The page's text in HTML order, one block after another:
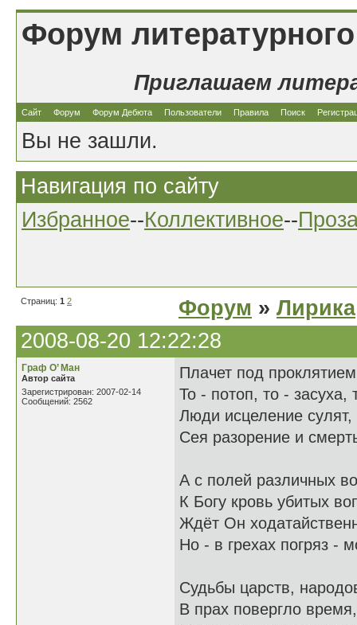
Форум
Приглашаем
Сайт Форум Форум Дебюта Пользователи Правила Поиск
Вы не зашли.
Навигация по сайту
Избранное--Коллективное--
Страниц: 1 2 Форум » Лирика
2008-08-20 12:22:28
Граф О’ Ман
Автор сайта
Зарегистрирован: 2007-02-14
Сообщений: 2562
Плачет под
То - потоп, то - засуха,
Люди исцеление сулят,
Сея разорение и
А с полей различных
К Богу кровь убитых
Ждёт Он
Но - в грехах погряз -
Судьбы царств,
В прах повергло